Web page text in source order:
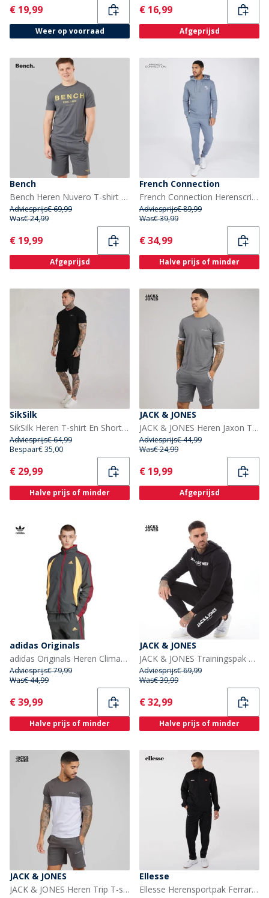
Current
€ 19,99
Weer op voorraad
Current
€ 16,99
Afgeprijsd
Bench
Bench Heren Nuvero T-shirt En Shorts Set Steel Grey
Adviesprijs€ 69,99
Was€ 24,99
Current
€ 19,99
Afgeprijsd
French Connection
French Connection Herenscript Trainingspak Lichtblauw Melange/Wit
Adviesprijs€ 89,99
Was€ 39,99
Current
€ 34,99
Halve prijs of minder
SikSilk
SikSilk Heren T-shirt En Shorts Set Zwart
Adviesprijs€ 64,99
Bespaar€ 35,00
Current
€ 29,99
Halve prijs of minder
JACK & JONES
JACK & JONES Heren Jaxon T-shirt en shorts set Castlerock
Adviesprijs€ 44,99
Was€ 24,99
Current
€ 19,99
Afgeprijsd
adidas Originals
adidas Originals Heren Climacool Trainingsjacke Grey Six/Flash Orange/Team Victory Red
Adviesprijs€ 79,99
Was€ 44,99
Current
€ 39,99
Halve prijs of minder
JACK & JONES
JACK & JONES Trainingspak Heren Zwart
Adviesprijs€ 69,99
Was€ 39,99
Current
€ 32,99
Halve prijs of minder
JACK & JONES
JACK & JONES Heren Trip T-shirt En Korte Broek Set Castlerock
Ellesse
Ellesse Herensportpak Ferrari Poly Zwart